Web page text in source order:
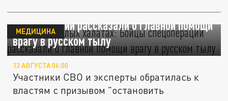
Убийцы в белых халатах: Бойцы
спецоперации рассказали о главной помощи
врагу в русском тылу
МЕДИЦИНА
13 АВГУСТА 06:00
Участники СВО и эксперты обратилась к
властям с призывом "остановить